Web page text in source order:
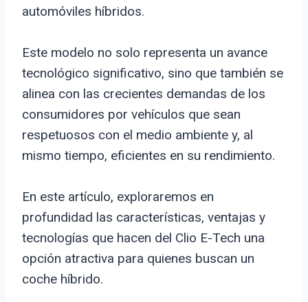
automóviles híbridos.
Este modelo no solo representa un avance
tecnológico significativo, sino que también se
alinea con las crecientes demandas de los
consumidores por vehículos que sean
respetuosos con el medio ambiente y, al
mismo tiempo, eficientes en su rendimiento.
En este artículo, exploraremos en
profundidad las características, ventajas y
tecnologías que hacen del Clio E-Tech una
opción atractiva para quienes buscan un
coche híbrido.